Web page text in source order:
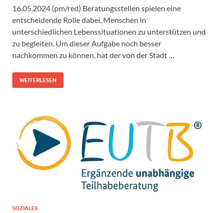
16.05.2024 (pm/red) Beratungsstellen spielen eine
entscheidende Rolle dabei, Menschen in
unterschiedlichen Lebenssituationen zu unterstützen und
zu begleiten. Um dieser Aufgabe noch besser
nachkommen zu können, hat der von der Stadt …
WEITERLESEN
SOZIALES